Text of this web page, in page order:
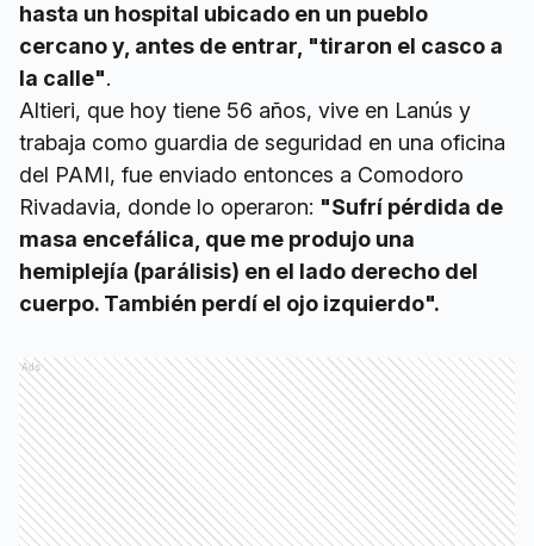
hasta un hospital ubicado en un pueblo
cercano y, antes de entrar, "tiraron el casco a
la calle".
Altieri, que hoy tiene 56 años, vive en Lanús y
trabaja como guardia de seguridad en una oficina
del PAMI, fue enviado entonces a Comodoro
Rivadavia, donde lo operaron: "Sufrí pérdida de
masa encefálica, que me produjo una
hemiplejía (parálisis) en el lado derecho del
cuerpo. También perdí el ojo izquierdo".
Ads